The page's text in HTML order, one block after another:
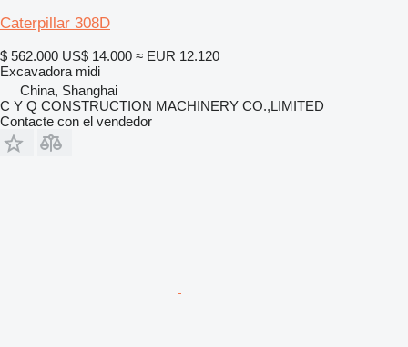
Caterpillar 308D
$ 562.000 US$ 14.000 ≈ EUR 12.120
Excavadora midi
China, Shanghai
C Y Q CONSTRUCTION MACHINERY CO.,LIMITED
Contacte con el vendedor